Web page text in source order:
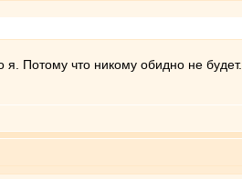
я. Потому что никому обидно не будет.